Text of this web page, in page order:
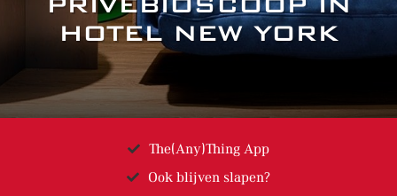
HOTEL NEW YORK
The(Any)Thing App
Ook blijven slapen?